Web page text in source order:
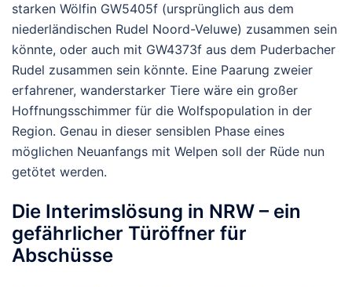
starken Wölfin GW5405f (ursprünglich aus dem
niederländischen Rudel Noord-Veluwe) zusammen sein
könnte, oder auch mit GW4373f aus dem Puderbacher
Rudel zusammen sein könnte. Eine Paarung zweier
erfahrener, wanderstarker Tiere wäre ein großer
Hoffnungsschimmer für die Wolfspopulation in der
Region. Genau in dieser sensiblen Phase eines
möglichen Neuanfangs mit Welpen soll der Rüde nun
getötet werden.
Die Interimslösung in NRW – ein
gefährlicher Türöffner für
Abschüsse